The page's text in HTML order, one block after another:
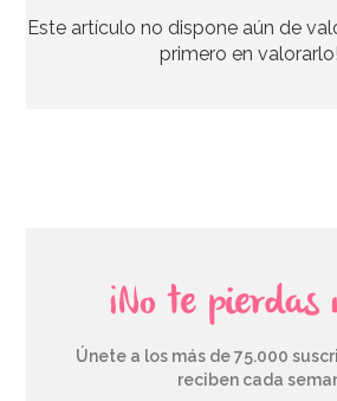
1,40€
Este artículo no dispone aún de
primero en valorarlo!
¡No te
Únete a los más de 75.000
reciben cada